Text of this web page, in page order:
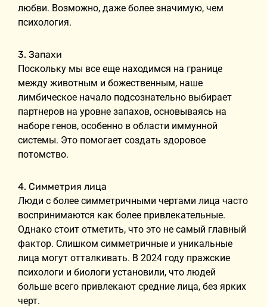
любви. Возможно, даже более значимую, чем
психология.
3. Запахи
Поскольку мы все еще находимся на границе
между животным и божественным, наше
лимбическое начало подсознательно выбирает
партнеров на уровне запахов, основываясь на
наборе генов, особенно в области иммунной
системы. Это помогает создать здоровое
потомство.
4. Симметрия лица
Люди с более симметричными чертами лица часто
воспринимаются как более привлекательные.
Однако стоит отметить, что это не самый главный
фактор. Слишком симметричные и уникальные
лица могут отталкивать. В 2024 году пражские
психологи и биологи установили, что людей
больше всего привлекают средние лица, без ярких
черт.